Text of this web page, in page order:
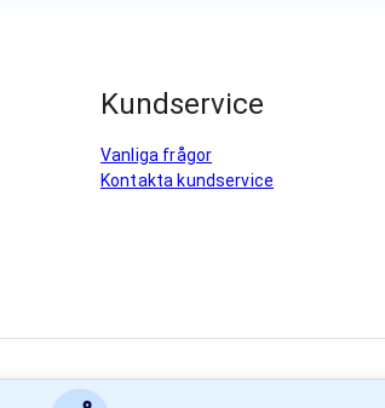
Kundservice
Vanliga frågor
Kontakta kundservice